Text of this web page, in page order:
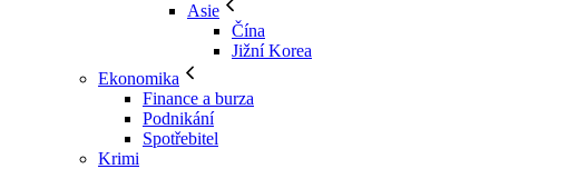
Asie
Čína
Jižní Korea
Ekonomika
Finance a burza
Podnikání
Spotřebitel
Krimi